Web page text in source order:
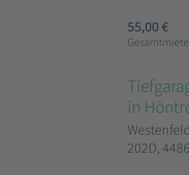
55,00 €
Gesamtmiete
in
202D,